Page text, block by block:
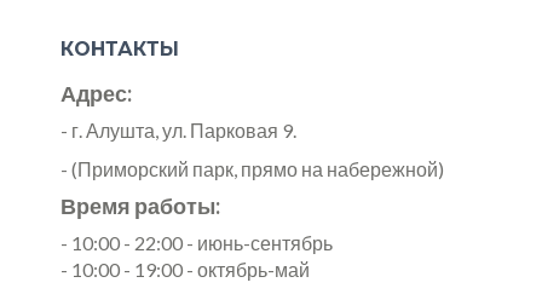
КОНТАКТЫ
Адрес:
- г. Алушта, ул. Парковая 9.
- (Приморский парк, прямо на набережной)
Время работы:
- 10:00 - 22:00 - июнь-сентябрь
- 10:00 - 19:00 - октябрь-май